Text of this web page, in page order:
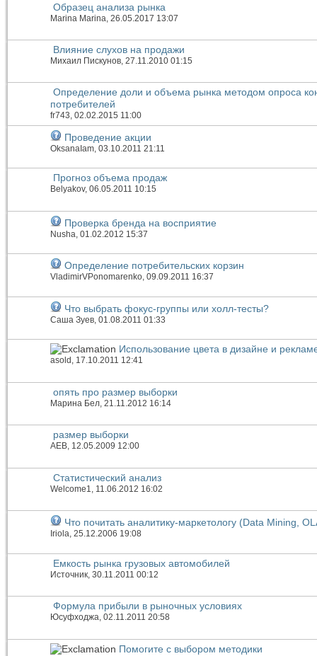
Образец анализа рынка
Marina Marina , 26.05.2017 13:07
Влияние слухов на продажи
Михаил Пискунов, 27.11.2010 01:15
Определение доли и объема рынка методом опроса
потребителей
fr743, 02.02.2015 11:00
Проведение акции
OksanaIam, 03.10.2011 21:11
Прогноз объема продаж
Belyakov, 06.05.2011 10:15
Проверка бренда на восприятие
Nusha, 01.02.2012 15:37
Определение потребительских корзин
VladimirVPonomarenko, 09.09.2011 16:37
Что выбрать фокус-группы или холл-тесты?
Саша Зуев, 01.08.2011 01:33
Использование цвета в дизайне и
asold , 17.10.2011 12:41
опять про размер выборки
Марина Бел , 21.11.2012 16:14
размер выборки
АЕВ, 12.05.2009 12:00
Статистический анализ
Welcome1 , 11.06.2012 16:02
Что почитать аналитику-маркетологу (Data Mining,
Iriola, 25.12.2006 19:08
Емкость рынка грузовых автомобилей
Источник , 30.11.2011 00:12
Формула прибыли в рыночных условиях
Юсуфходжа, 02.11.2011 20:58
Помогите с выбором методики